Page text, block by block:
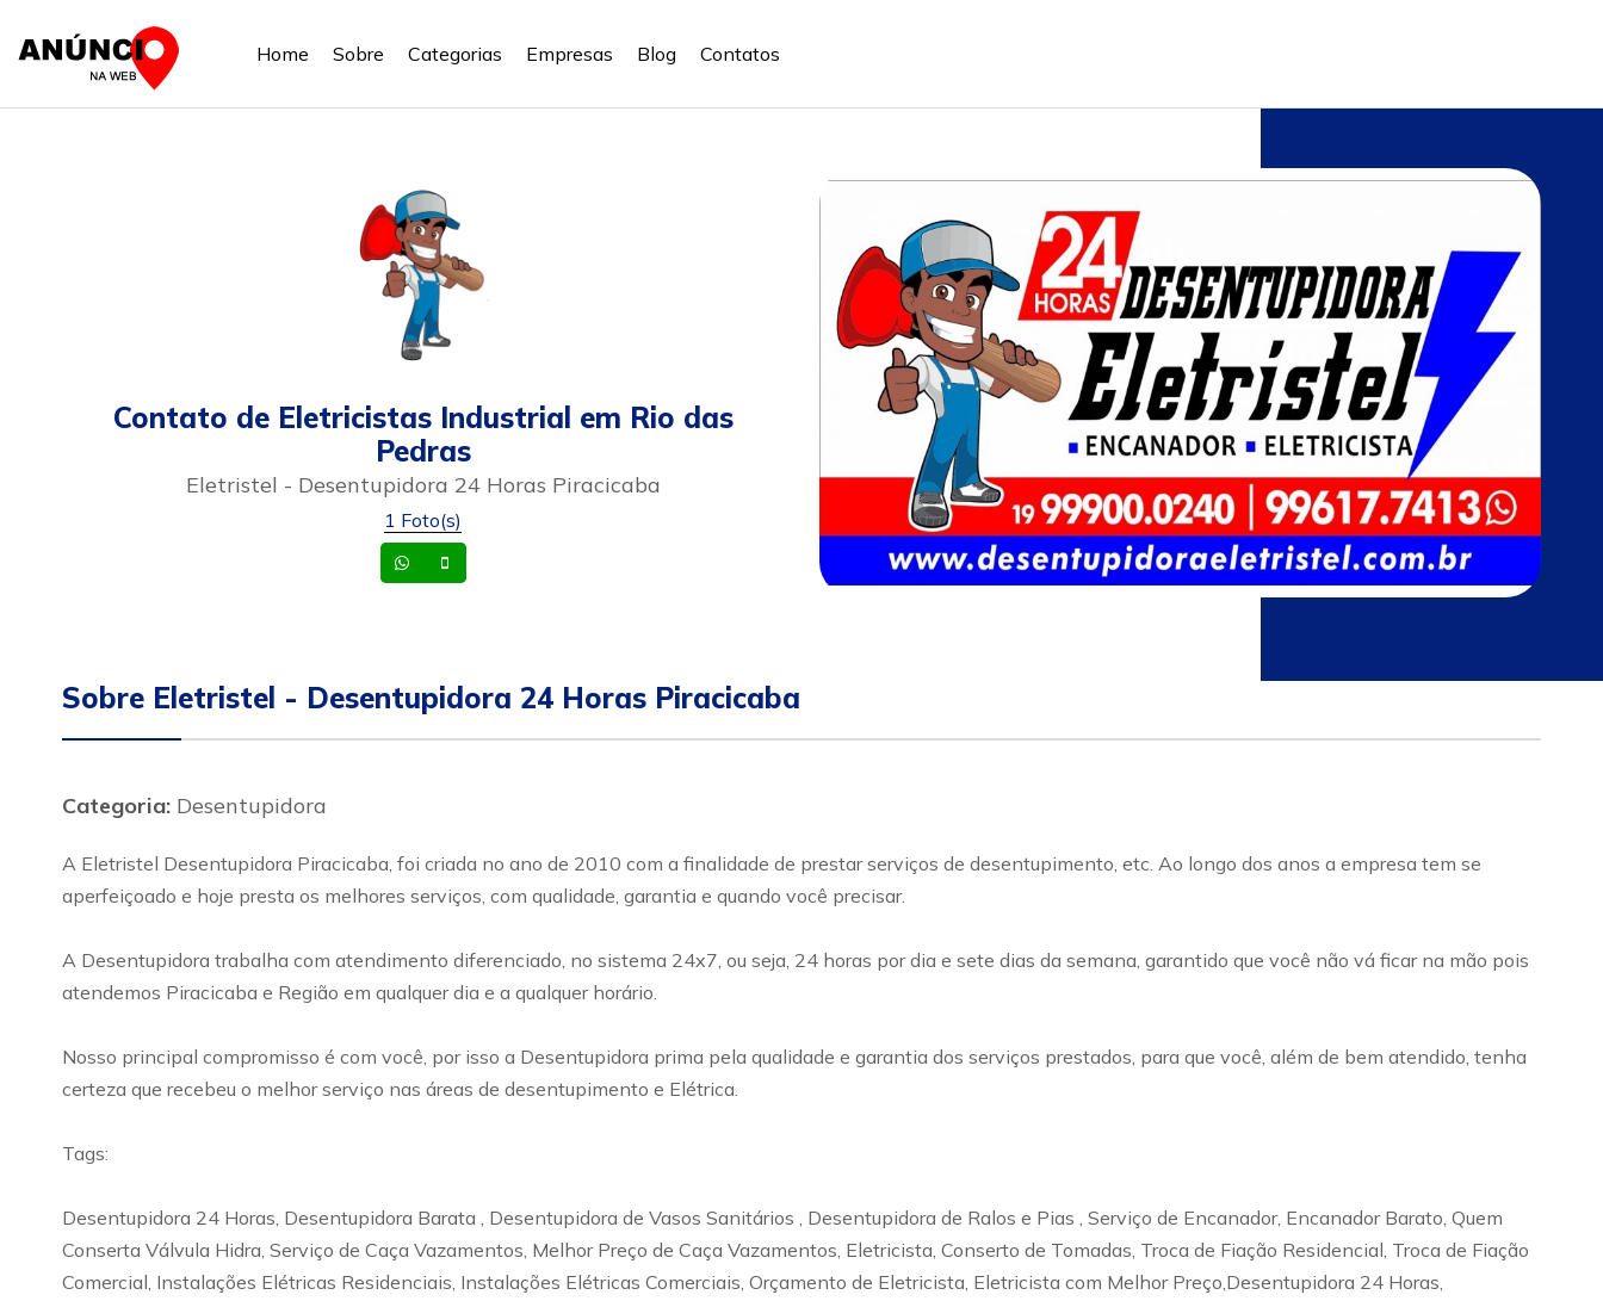
Home Sobre Categorias Empresas Blog Contatos
Contato de Eletricistas Industrial em Rio das
Pedras
Eletristel - Desentupidora 24 Horas Piracicaba
1 Foto(s)
Whatsapp
Sobre Eletristel - Desentupidora 24 Horas Piracicaba
Categoria: Desentupidora
A Eletristel Desentupidora Piracicaba, foi criada no ano de 2010 com a finalidade de prestar serviços de desentupimento, etc. Ao longo dos anos a empresa tem se
aperfeiçoado e hoje presta os melhores serviços, com qualidade, garantia e quando você precisar.
A Desentupidora trabalha com atendimento diferenciado, no sistema 24x7, ou seja, 24 horas por dia e sete dias da semana, garantido que você não vá ficar na mão pois
atendemos Piracicaba e Região em qualquer dia e a qualquer horário.
Nosso principal compromisso é com você, por isso a Desentupidora prima pela qualidade e garantia dos serviços prestados, para que você, além de bem atendido, tenha
certeza que recebeu o melhor serviço nas áreas de desentupimento e Elétrica.
Tags:
Desentupidora 24 Horas, Desentupidora Barata , Desentupidora de Vasos Sanitários , Desentupidora de Ralos e Pias , Serviço de Encanador, Encanador Barato, Quem
Conserta Válvula Hidra, Serviço de Caça Vazamentos, Melhor Preço de Caça Vazamentos, Eletricista, Conserto de Tomadas, Troca de Fiação Residencial, Troca de Fiação
Comercial, Instalações Elétricas Residenciais, Instalações Elétricas Comerciais, Orçamento de Eletricista, Eletricista com Melhor Preço,Desentupidora 24 Horas,